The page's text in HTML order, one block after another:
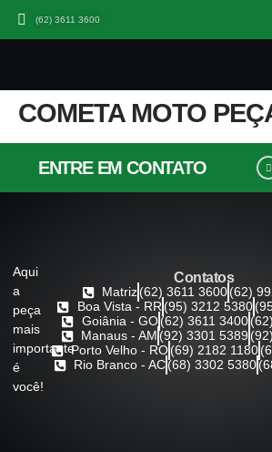
(62) 3611 3600
COMETA MOTO
ENTRE EM CONTATO
Aqui
a
peça
mais
importante
é
você!
Contatos
Matriz(62) 3611 3600(62)
Boa Vista - RR (95) 3212 5380
Goiânia - GO (62) 3611 3400
Manaus - AM (92) 3301 5389
Porto Velho - RO(69) 2182 1180
Rio Branco - AC(68) 3302 5380